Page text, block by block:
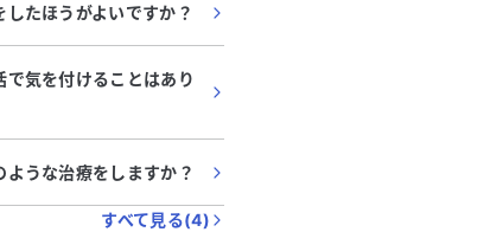
たほうがよいですか？
気を付けることはあり
うな治療をしますか？
すべて見る(4)